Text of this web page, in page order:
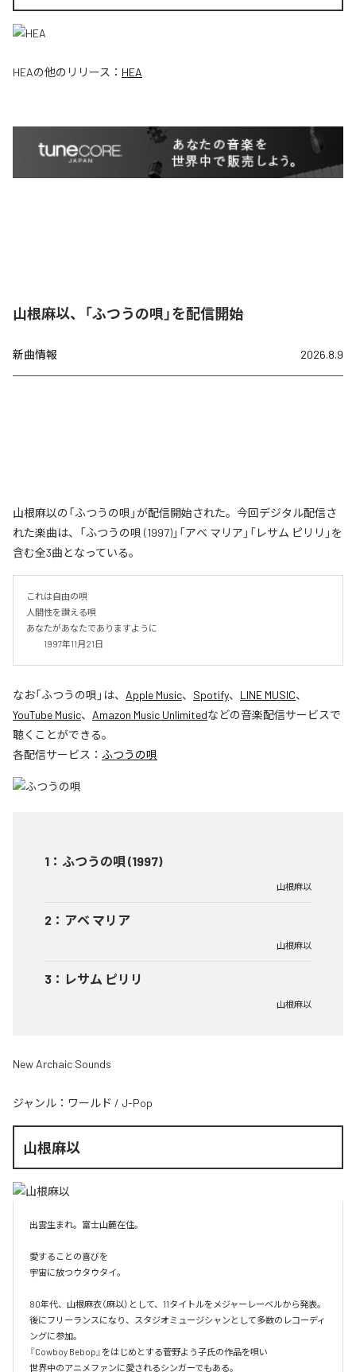
HEAの他のリリース： HEA
山根麻以、「ふつうの唄」を配信開始
新曲情報 2026.8.9
山根麻以の「ふつうの唄」が配信開始された。今回デジタル配信さ
れた楽曲は、「ふつうの唄 (1997)」「アベ マリア」「レサム ピリリ」を
含む全3曲となっている。
これは自由の唄
人間性を讃える唄
あなたがあなたでありますように
1997年11月21日
なお「ふつうの唄 」は、 Apple Music、 Spotify、 LINE MUSIC、
YouTube Music、 Amazon Music Unlimitedなどの音楽配信サービスで
聴くことができる。
各配信サービス： ふつうの唄
1 ： ふつうの唄 (1997)
山根麻以
2 ： アベ マリア
山根麻以
3 ： レサム ピリリ
山根麻以
New Archaic Sounds
ジャンル： ワールド / J-Pop
山根麻以
出雲生まれ。富士山麓在住。
愛することの喜びを
宇宙に放つウタウタイ。
80年代、山根麻衣（麻以）として、11タイトルをメジャーレーベルから発表。
後にフリーランスになり、スタジオミュージシャンとして多数のレコーディ
ングに参加。
『Cowboy Bebop』をはじめとする菅野よう子氏の作品を唄い
世界中のアニメファンに愛されるシンガーでもある。